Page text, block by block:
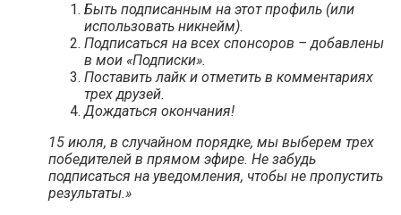
Быть подписанным на этот профиль (или
использовать никнейм).
Подписаться на всех спонсоров – добавлены
в мои «Подписки».
Поставить лайк и отметить в комментариях
трех друзей.
Дождаться окончания!
15 июля, в случайном порядке, мы выберем трех
победителей в прямом эфире. Не забудь
подписаться на уведомления, чтобы не пропустить
результаты.»